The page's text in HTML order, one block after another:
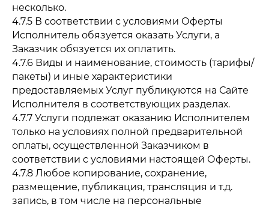
несколько.
4.7.5 В соответствии с условиями Оферты
Исполнитель обязуется оказать Услуги, а
Заказчик обязуется их оплатить.
4.7.6 Виды и наименование, стоимость (тарифы/
пакеты) и иные характеристики
предоставляемых Услуг публикуются на Сайте
Исполнителя в соответствующих разделах.
4.7.7 Услуги подлежат оказанию Исполнителем
только на условиях полной предварительной
оплаты, осуществленной Заказчиком в
соответствии с условиями настоящей Оферты.
4.7.8 Любое копирование, сохранение,
размещение, публикация, трансляция и т.д.
запись, в том числе на персональные